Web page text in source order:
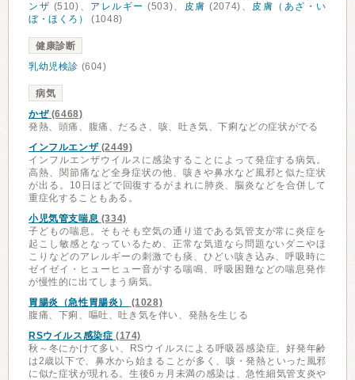
ンザ (510)、 アレルギー (503)、 皮膚 (2074)、 皮膚（あざ・い
ぼ・ほくろ）
(1048)
健康診断
乳幼児検診 (604)
病気
かぜ(6468)
発熱、頭痛、腹痛、だるさ、咳、吐き気、下痢などの症状がでる
インフルエンザ(2449)
インフルエンザウイルスに感染することによって発症する病気。
高熱、関節痛など全身症状の他、咳きや鼻水など風邪と似た症状
が出る。10日ほどで回復するがまれに肺炎、脳炎などを合併して
重症化することもある。
小児気管支喘息 (334)
子どもの喘息。そもそも空気の通り道である気管支が常に炎症を
起こし敏感となっているため、正常な気道なら問題ないダニやほ
こりなどのアレルギーの刺激でも痰、ひどい咳き込み、呼吸時に
ゼイゼイ・ヒューヒュー音がする喘鳴、呼吸困難などの喘息発作
が慢性的に出てしまう病気。
胃腸炎（急性胃腸炎）
(1028)
腹痛、下痢、嘔吐、吐き気を伴い、発熱を生じる
RSウイルス感染症 (174)
秋～冬にかけて多い、RSウイルスによる呼吸器感染症。好発年齢
は2歳以下で、鼻水から始まることが多く、咳・発熱といった風邪
に似た症状が現れる。生後6ヵ月未満の感染は、急性細気管支炎や